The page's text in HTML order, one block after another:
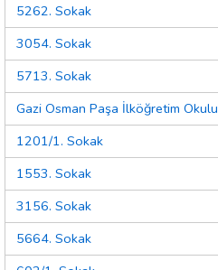
5262. Sokak
3054. Sokak
5713. Sokak
Gazi Osman Paşa İlköğretim Okulu
1201/1. Sokak
1553. Sokak
3156. Sokak
5664. Sokak